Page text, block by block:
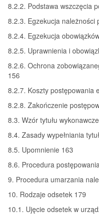
8.2.2. Podstawa wszczęcia
8.2.3. Egzekucja należności
8.2.4. Egzekucja
8.2.5. Uprawnienia i
8.2.6. Ochrona
156
8.2.7. Koszty postępowania
8.2.8. Zakończenie
8.3. Wzór tytułu
8.4. Zasady wypełniania
8.5. Upomnienie 163
8.6. Procedura
9. Procedura umarzania
10. Rodzaje odsetek 179
10.1. Ujęcie odsetek w